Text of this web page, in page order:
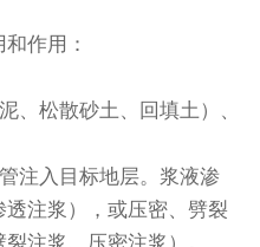
作用：
、松散砂土、回填土）、
注入目标地层。浆液渗
注浆），或压密、劈裂